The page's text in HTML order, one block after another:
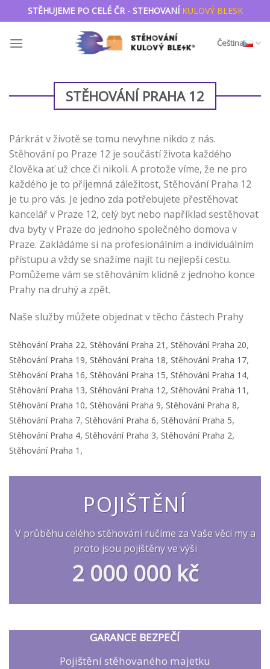
na
obsah
STĚHUJEME PO CELÉ ČR - STEHOVANÍ KULOVÝ BLESK
Čeština
STĚHOVÁNÍ PRAHA 12
Párkrát v životě se tomu nevyhne nikdo z nás.
Stěhování po Praze 12 je součástí života každého
člověka ať už chce či nikoli. A protože víme, že ne pro
každého je to příjemná záležitost, Stěhování Praha 12
je tu pro vás. Je jedno zda potřebujete přestěhovat
kancelář v Praze 12, celý byt nebo například sestěhovat
dva byty v Praze do jednoho společného domova v
Praze. Zakládáme si na profesionálním a individuálním
přístupu a vždy se snažíme najít tu nejlepší cestu.
Pomůžeme vám se stěhováním klidně z jednoho konce
Prahy na druhý a zpět.
Naše služby můžete objednat v těcho částech Prahy
Stěhování Praha 22, Stěhování Praha 21 , Stěhování Praha 20,
Stěhování Praha 19, Stěhování Praha 18, Stěhování Praha 17,
Stěhování Praha 16, Stěhování Praha 15, Stěhování Praha 14,
Stěhování Praha 13, Stěhování Praha 12, Stěhování Praha 11 ,
Stěhování Praha 10, Stěhování Praha 9, Stěhování Praha 8,
Stěhování Praha 7, Stěhování Praha 6, Stěhování Praha 5,
Stěhování Praha 4, Stěhování Praha 3, Stěhování Praha 2,
Stěhování Praha 1 ,
POJIŠTĚNÍ
V průběhu celého stěhování ručíme za Vaše věci my a
proto jsou pojištěny ve výši
2 000 000 kč
GARANCE BEZPEČÍ
Pojištění stěhovaného majetku